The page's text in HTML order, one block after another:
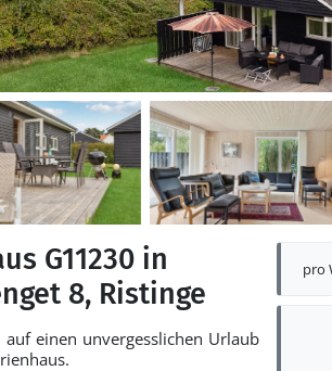
pro
G11230 in
8, Ristinge
auf einen unvergesslichen Urlaub